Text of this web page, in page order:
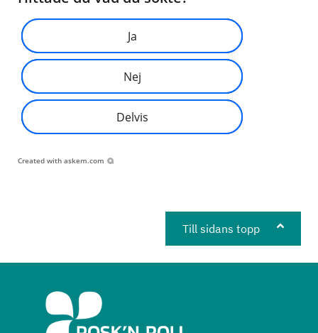
Ja
Nej
Delvis
Created with askem.com
Till sidans topp